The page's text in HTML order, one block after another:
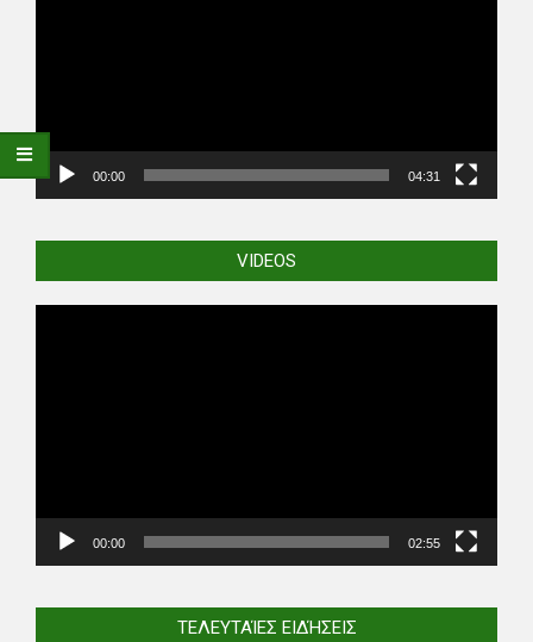
00:00 04:31
VIDEOS
00:00 02:55
ΤΕΛΕΥΤΑΊΕΣ ΕΙΔΉΣΕΙΣ